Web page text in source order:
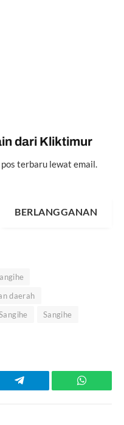
dari Kliktimur
terbaru lewat email.
BERLANGGANAN
daerah
Sangihe
Telegram